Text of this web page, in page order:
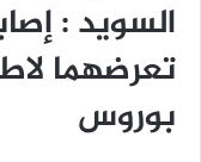
السويد :
تعرضهما
بوروس